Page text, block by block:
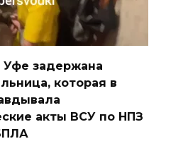
Уфе задержана
которая в
акты ВСУ по НПЗ